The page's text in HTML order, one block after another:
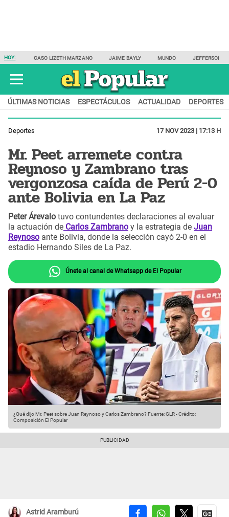
HOY: CASO LIZETH MARZANO JAIME BAYLY MUNDO JEFFERSON
ÚLTIMAS NOTICIAS ESPECTÁCULOS ACTUALIDAD DEPORTES
Deportes 17 NOV 2023 | 17:13 H
Mr. Peet arremete contra
Reynoso y Zambrano tras
vergonzosa caída de Perú 2-0
ante Bolivia en La Paz
Peter Árevalo tuvo contundentes declaraciones al evaluar
la actuación de Carlos Zambrano y la estrategia de Juan
Reynoso ante Bolivia, donde la selección cayó 2-0 en el
estadio Hernando Siles de La Paz.
Únete al canal de Whatsapp de El Popular
¿Qué dijo Mr. Peet sobre Juan Reynoso y Carlos Zambrano?Fuente: GLR-Crédito:
Composición El Popular
Astrid Aramburú